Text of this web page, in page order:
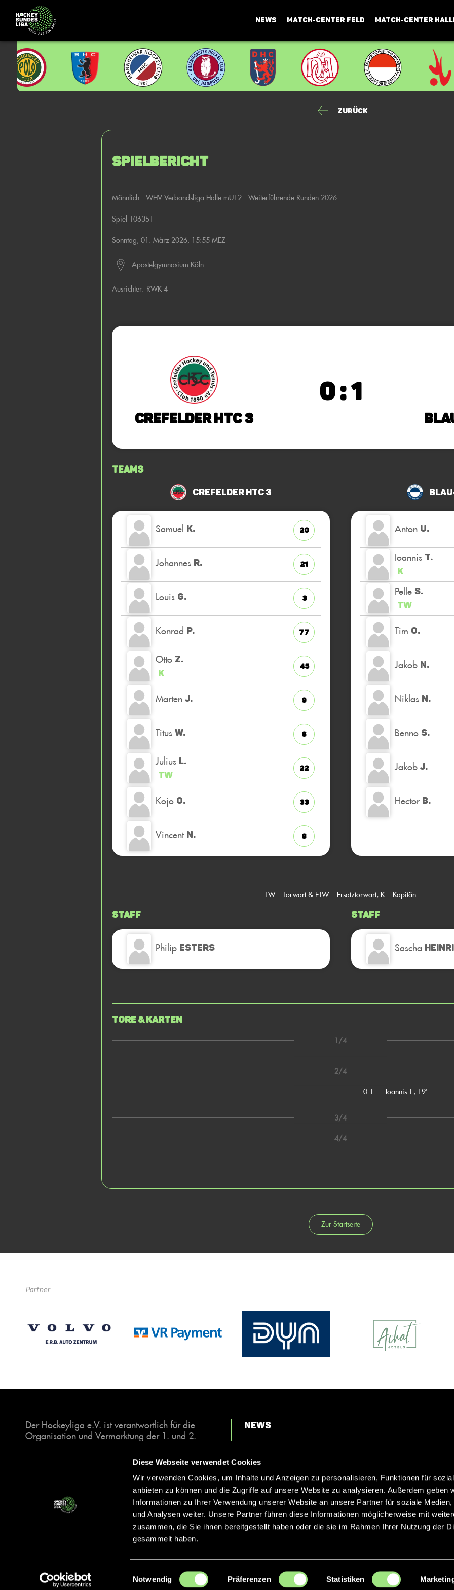
Diese Webseite verwendet Cookies
Wir verwenden Cookies, um Inhalte und Anzeigen zu personalisieren, Funktionen für
anbieten zu können und die Zugriffe auf unsere Website zu analysieren. Außerdem geben
Informationen zu Ihrer Verwendung unserer Website an unsere Partner für soziale Medien,
und Analysen weiter. Unsere Partner führen diese Informationen möglicherweise mit
zusammen, die Sie ihnen bereitgestellt haben oder die sie im Rahmen Ihrer Nutzung der
gesammelt haben.
Einwilligungsauswahl
Notwendig Präferenzen Statistiken
NEWS MATCH-CENTER FELD MATCH-CENTER
Zurück
Spielbericht
Männlich - WHV Verbandsliga Halle mU12 - Weiterführende Runden 2026
Spiel 106351
Sonntag, 01. März 2026, 15:55 MEZ
Apostelgymnasium Köln
Ausrichter: RWK 4
Crefelder HTC 3
0 : 1
Teams
Crefelder HTC 3
Samuel K. 20
Johannes R. 21
Louis G. 3
Konrad P. 77
Otto Z.
K
45
Marten J. 9
Titus W. 6
Julius L.
TW
22
Kojo O. 33
Vincent N. 8
Anton U.
Ioannis T.
K
Pelle S.
TW
Tim O.
Jakob N.
Niklas N.
Benno S.
Jakob J.
Hector B.
TW = Torwart & ETW = Ersatztorwart, K = Kapitän
Staff
Philip ESTERS
Staff
Sascha
Tore & Karten
1/4
2/4
0:1 Ioannis T., 19’
3/4
4/4
Zur Startseite
Partner
Der Hockeyliga e.V. ist verantwortlich für die
Organisation und Vermarktung der 1. und 2.
Halle. Insgesamt sind über 60 Vereine unter dem
Dach der Hockeyliga organisiert, sowohl im
Herren als auch im Damen Bereich.
News
Kontakt